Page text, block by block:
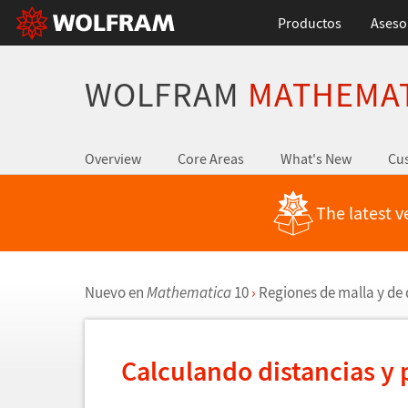
Productos
WOLFRAM
Overview Core Areas What's New
The latest
Nuevo enMathematica10 › Regiones de malla y de
Calculando distancias